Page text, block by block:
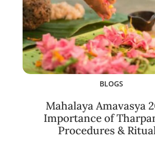
BLOGS
Mahalaya Amavasya
Importance of
Procedures &